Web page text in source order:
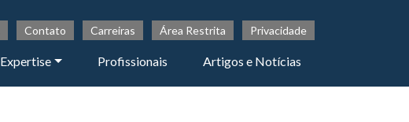
Contato Carreiras Área Restrita Privacidade
Expertise Profissionais Artigos e Notícias